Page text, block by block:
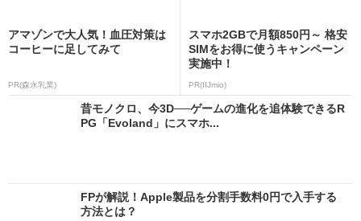
アマゾンで大人気！血圧対策は
コーヒーに足してみて
PR(森永乳業)
スマホ2GBで月額850円～ 格安
SIMをお得に使うキャンペーン
実施中！
PR(IIJmio)
昔モノクロ、今3D──ゲームの進化を追体験できるR
PG「Evoland」にスマホ...
FPが解説！Apple製品を分割手数料0円で入手する
方法とは？